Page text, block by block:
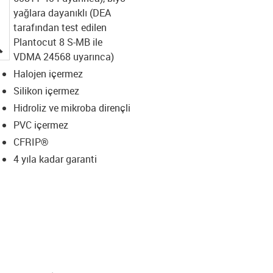
igus-icon-lupe
yağlara dayanıklı (DEA
tarafından test edilen
Plantocut 8 S-MB ile
VDMA 24568 uyarınca)
Halojen içermez
Silikon içermez
Hidroliz ve mikroba dirençli
PVC içermez
CFRIP®
4 yıla kadar garanti